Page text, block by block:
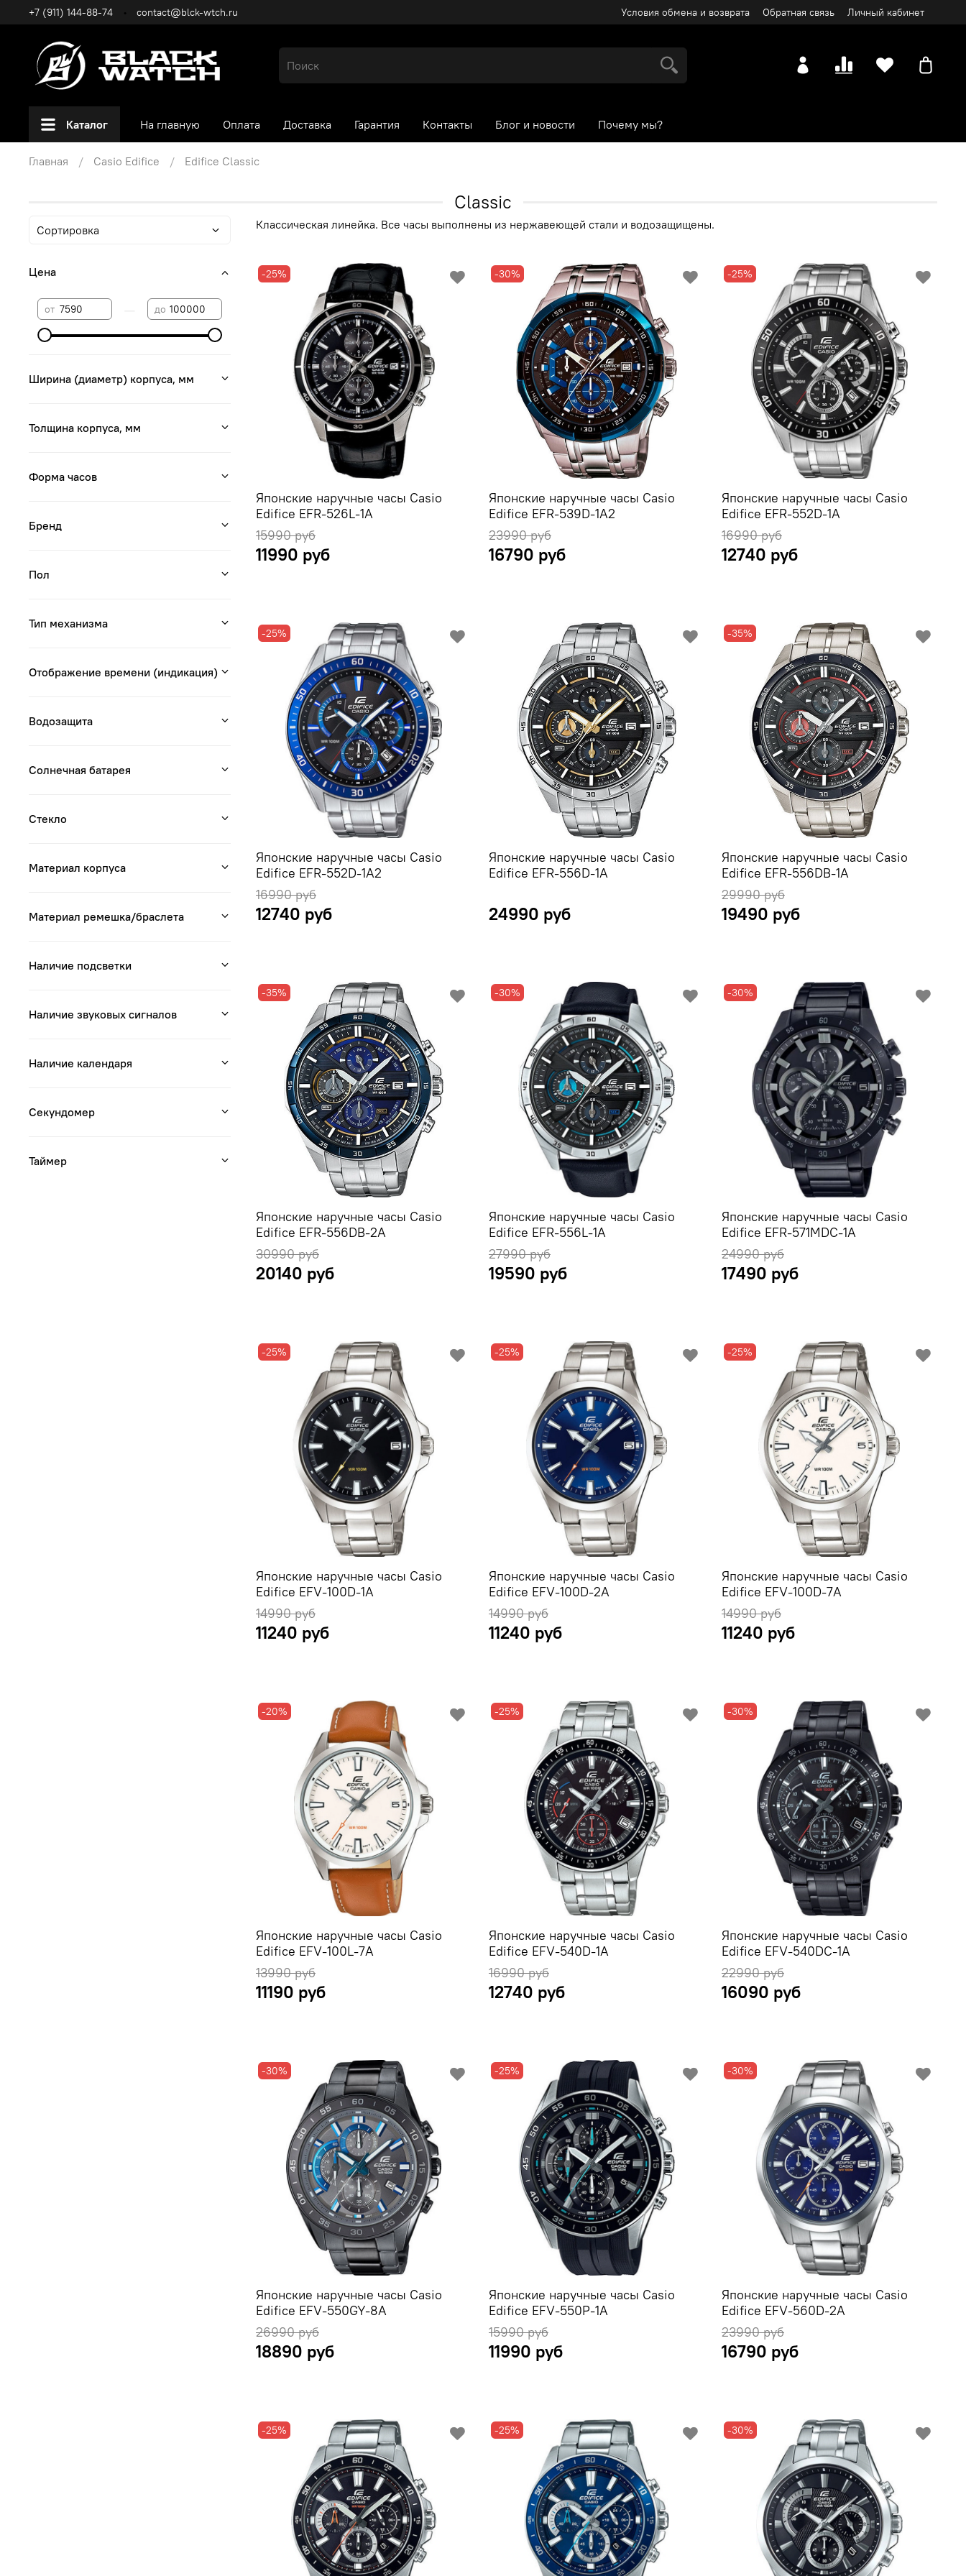
Условия обмена и возврата Обратная связь Личный кабинет
+7 (911) 144-88-74 contact@blck-wtch.ru
Каталог На главную Оплата Доставка Гарантия Контакты Блог и новости Почему мы?
Главная Casio Edifice Edifice Classic
Classic
Классическая линейка. Все часы выполнены из нержавеющей стали и водозащищены.
-25%
Японские наручные часы Casio
Edifice EFR-526L-1A
15990 руб
11990 руб
-30%
Японские наручные часы Casio
Edifice EFR-539D-1A2
23990 руб
16790 руб
-25%
Японские наручные часы Casio
Edifice EFR-552D-1A
16990 руб
12740 руб
-25%
Японские наручные часы Casio
Edifice EFR-552D-1A2
16990 руб
12740 руб
Японские наручные часы Casio
Edifice EFR-556D-1A
24990 руб
-35%
Японские наручные часы Casio
Edifice EFR-556DB-1A
29990 руб
19490 руб
-35%
Японские наручные часы Casio
Edifice EFR-556DB-2A
30990 руб
20140 руб
-30%
Японские наручные часы Casio
Edifice EFR-556L-1A
27990 руб
19590 руб
-30%
Японские наручные часы Casio
Edifice EFR-571MDC-1A
24990 руб
17490 руб
-25%
Японские наручные часы Casio
Edifice EFV-100D-1A
14990 руб
11240 руб
-25%
Японские наручные часы Casio
Edifice EFV-100D-2A
14990 руб
11240 руб
-25%
Японские наручные часы Casio
Edifice EFV-100D-7A
14990 руб
11240 руб
-20%
Японские наручные часы Casio
Edifice EFV-100L-7A
13990 руб
11190 руб
-25%
Японские наручные часы Casio
Edifice EFV-540D-1A
16990 руб
12740 руб
-30%
Японские наручные часы Casio
Edifice EFV-540DC-1A
22990 руб
16090 руб
-30%
Японские наручные часы Casio
Edifice EFV-550GY-8A
26990 руб
18890 руб
-25%
Японские наручные часы Casio
Edifice EFV-550P-1A
15990 руб
11990 руб
-30%
Японские наручные часы Casio
Edifice EFV-560D-2A
23990 руб
16790 руб
-25% -25% -30%
Цена
от до
Ширина (диаметр) корпуса, мм
Толщина корпуса, мм
Форма часов
Бренд
Пол
Тип механизма
Отображение времени (индикация)
Водозащита
Солнечная батарея
Стекло
Материал корпуса
Материал ремешка/браслета
Наличие подсветки
Наличие звуковых сигналов
Наличие календаря
Секундомер
Таймер